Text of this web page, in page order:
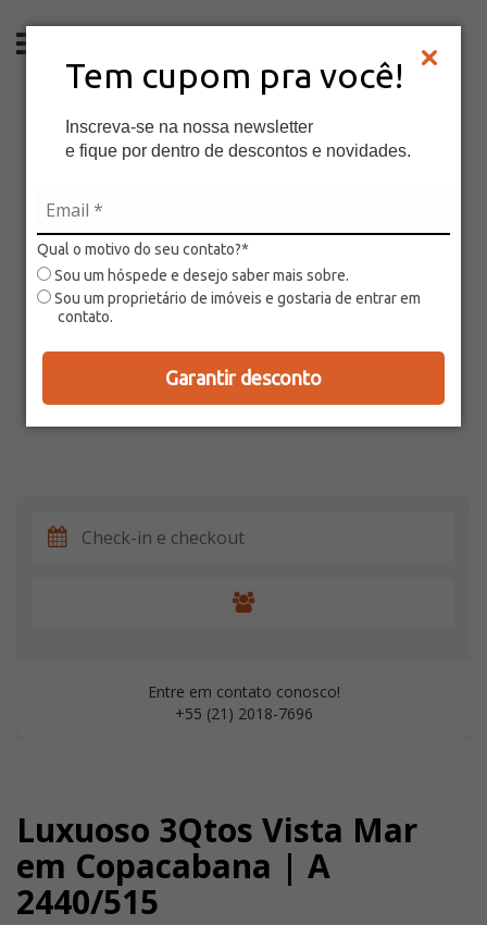
Tem cupom pra você!
Inscreva-se na nossa newsletter
e fique por dentro de descontos e novidades.
Qual o motivo do seu contato?*
Sou um hóspede e desejo saber mais sobre.
Sou um proprietário de imóveis e gostaria de entrar em
contato.
Garantir desconto
Luxuoso 3Qtos Vista Mar
em Copacabana | A
2440/515
Entre em contato conosco!
+55 (21) 2018-7696